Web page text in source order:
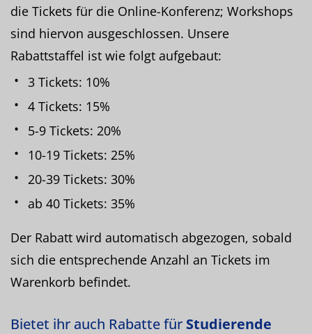
die Tickets für die Online-Konferenz; Workshops
sind hiervon ausgeschlossen. Unsere
Rabattstaffel ist wie folgt aufgebaut:
3 Tickets: 10%
4 Tickets: 15%
5-9 Tickets: 20%
10-19 Tickets: 25%
20-39 Tickets: 30%
ab 40 Tickets: 35%
Der Rabatt wird automatisch abgezogen, sobald
sich die entsprechende Anzahl an Tickets im
Warenkorb befindet.
Bietet ihr auch Rabatte für Studierende